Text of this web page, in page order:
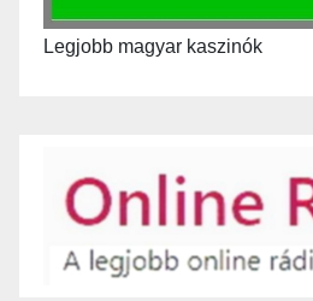
Legjobb magyar kaszinók